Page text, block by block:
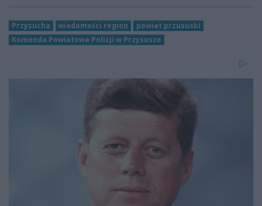
Przysucha wiadomości region
powiat przususki
Komenda Powiatowa Policji w Przysusze